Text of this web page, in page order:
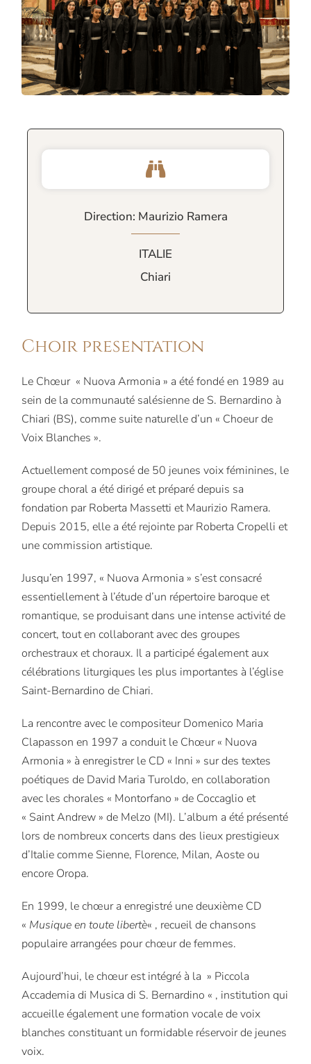
Choir presentation
Le Chœur « Nuova Armonia » a été fondé en 1989 au
sein de la communauté salésienne de S. Bernardino à
Chiari (BS), comme suite naturelle d’un « Choeur de
Voix Blanches ».
Actuellement composé de 50 jeunes voix féminines, le
groupe choral a été dirigé et préparé depuis sa
fondation par Roberta Massetti et Maurizio Ramera.
Depuis 2015, elle a été rejointe par Roberta Cropelli et
une commission artistique.
Jusqu’en 1997, « Nuova Armonia » s’est consacré
essentiellement à l’étude d’un répertoire baroque et
romantique, se produisant dans une intense activité de
concert, tout en collaborant avec des groupes
orchestraux et choraux. Il a participé également aux
célébrations liturgiques les plus importantes à l’église
Saint-Bernardino de Chiari.
La rencontre avec le compositeur Domenico Maria
Clapasson en 1997 a conduit le Chœur « Nuova
Armonia » à enregistrer le CD « Inni » sur des textes
poétiques de David Maria Turoldo, en collaboration
avec les chorales « Montorfano » de Coccaglio et
« Saint Andrew » de Melzo (MI). L’album a été présenté
lors de nombreux concerts dans des lieux prestigieux
d’Italie comme Sienne, Florence, Milan, Aoste ou
encore Oropa.
En 1999, le chœur a enregistré une deuxième CD
« Musique en toute libertè« , recueil de chansons
populaire arrangées pour chœur de femmes.
Aujourd’hui, le chœur est intégré à la » Piccola
Accademia di Musica di S. Bernardino « , institution qui
accueille également une formation vocale de voix
blanches constituant un formidable réservoir de jeunes
voix.
Direction: Maurizio Ramera
ITALIE
Chiari